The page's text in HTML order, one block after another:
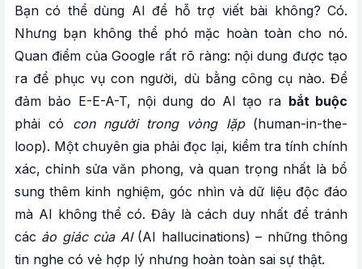
Bạn có thể dùng AI để hỗ trợ viết bài không? Có.
Nhưng bạn không thể phó mặc hoàn toàn cho nó.
Quan điểm của Google rất rõ ràng: nội dung được tạo
ra để phục vụ con người, dù bằng công cụ nào. Để
đảm bảo E-E-A-T, nội dung do AI tạo ra bắt buộc
phải có con người trong vòng lặp(human-in-the-
loop). Một chuyên gia phải đọc lại, kiểm tra tính chính
xác, chỉnh sửa văn phong, và quan trọng nhất là bổ
sung thêm kinh nghiệm, góc nhìn và dữ liệu độc đáo
mà AI không thể có. Đây là cách duy nhất để tránh
các ảo giác của AI(AI hallucinations) – những thông
tin nghe có vẻ hợp lý nhưng hoàn toàn sai sự thật.